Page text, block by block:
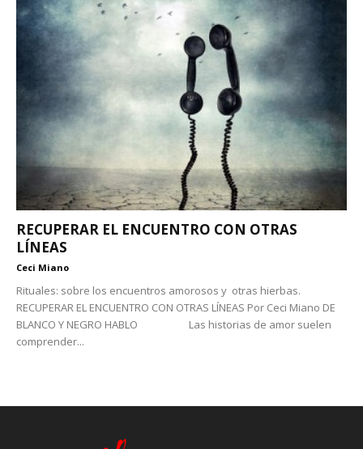
RECUPERAR EL ENCUENTRO CON OTRAS
LÍNEAS
Ceci Miano
Rituales: sobre los encuentros amorosos y otras hierbas.
RECUPERAR EL ENCUENTRO CON OTRAS LÍNEAS Por Ceci Miano DE
BLANCO Y NEGRO HABLO Las historias de amor suelen
comprender...